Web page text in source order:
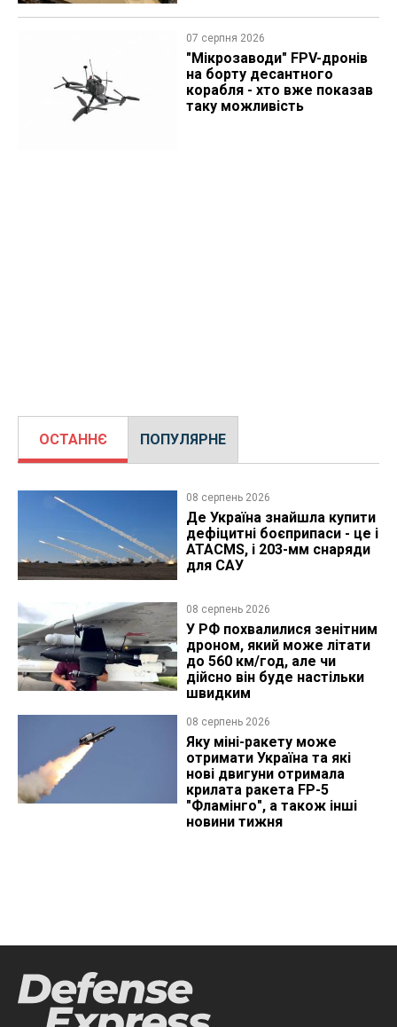
07 серпня 2026
"Мікрозаводи" FPV-дронів
на борту десантного
корабля - хто вже показав
таку можливість
ОСТАННЄ ПОПУЛЯРНЕ
08 серпень 2026
Де Україна знайшла купити
дефіцитні боєприпаси - це і
ATACMS, і 203-мм снаряди
для САУ
08 серпень 2026
У РФ похвалилися зенітним
дроном, який може літати
до 560 км/год, але чи
дійсно він буде настільки
швидким
08 серпень 2026
Яку міні-ракету може
отримати Україна та які
нові двигуни отримала
крилата ракета FP-5
"Фламінго", а також інші
новини тижня